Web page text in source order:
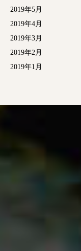
2019年5月
2019年4月
2019年3月
2019年2月
2019年1月